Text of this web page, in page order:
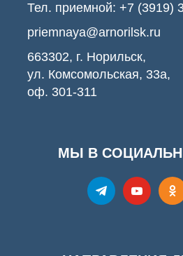
Тел. приемной: +7 (3919)
priemnaya@arnorilsk.ru
663302, г. Норильск,
ул. Комсомольская, 33а,
оф. 301-311
МЫ В